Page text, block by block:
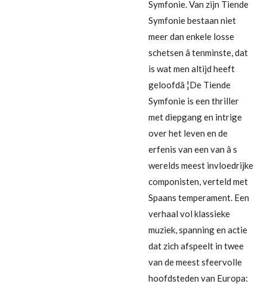
Symfonie. Van zijn Tiende
Symfonie bestaan niet
meer dan enkele losse
schetsen â tenminste, dat
is wat men altijd heeft
geloofdâ ¦De Tiende
Symfonie is een thriller
met diepgang en intrige
over het leven en de
erfenis van een van â s
werelds meest invloedrijke
componisten, verteld met
Spaans temperament. Een
verhaal vol klassieke
muziek, spanning en actie
dat zich afspeelt in twee
van de meest sfeervolle
hoofdsteden van Europa: